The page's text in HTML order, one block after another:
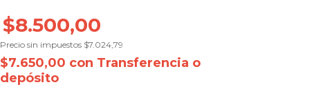
$8.500,00
Precio sin impuestos $7.024,79
$7.650,00 con Transferencia o
depósito